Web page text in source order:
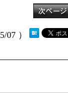
07 ）